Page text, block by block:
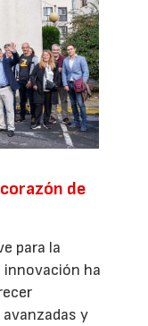
de
para la
innovación ha
y